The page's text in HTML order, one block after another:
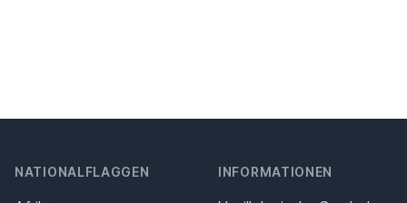
NATIONALFLAGGEN INFORMATIONEN